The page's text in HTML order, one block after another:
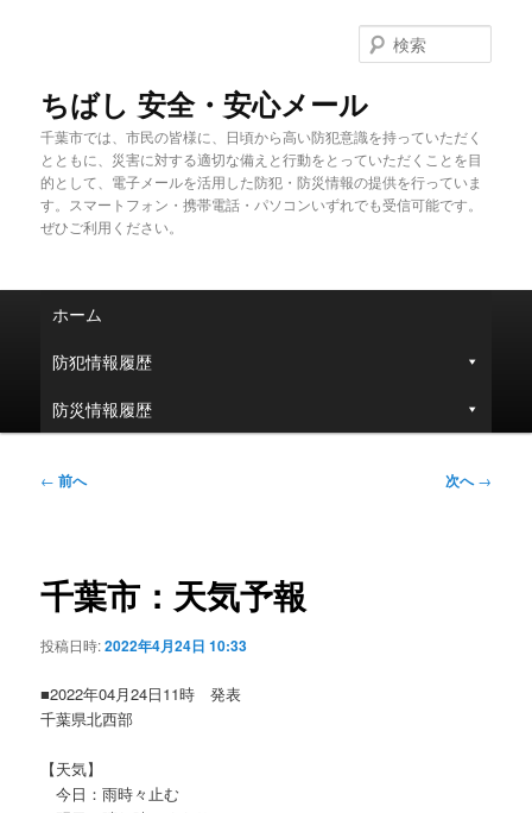
ちばし 安全・安心メール
千葉市では、市民の皆様に、日頃から高い防犯意識を持っていただく
とともに、災害に対する適切な備えと行動をとっていただくことを目
的として、電子メールを活用した防犯・防災情報の提供を行っていま
す。スマートフォン・携帯電話・パソコンいずれでも受信可能です。
ぜひご利用ください。
索
ュ
ホーム
防犯情報履歴
防災情報履歴
投
ゲ
ー
ョ
← 前へ 次へ→
千葉市：天気予報
投稿日時:2022年4月24日 10:33
■2022年04月24日11時 発表
千葉県北西部
【天気】
今日：雨時々止む